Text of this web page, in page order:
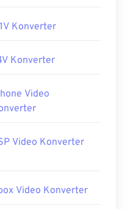
Konverter
Konverter
Video
Video Konverter
Video Konverter